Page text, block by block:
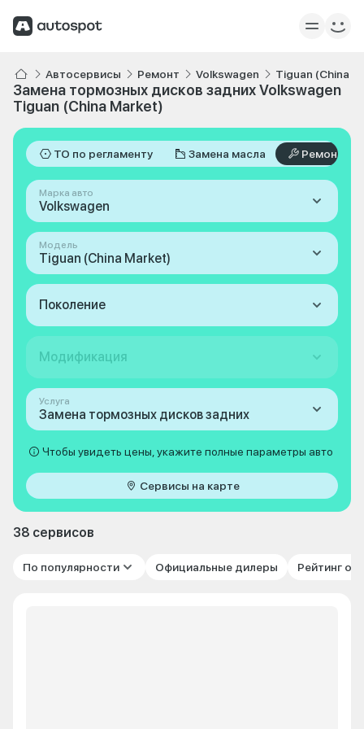
Автосервисы Ремонт Volkswagen Tiguan (China
Замена тормозных дисков задних Volkswagen
Tiguan (China Market)
ТО по регламенту Замена масла Ремонт
Марка авто
Volkswagen
Модель
Tiguan (China Market)
Поколение
Модификация
Услуга
Замена тормозных дисков задних
Чтобы увидеть цены, укажите полные параметры авто
Сервисы на карте
38 сервисов
По популярности Официальные дилеры Рейтинг